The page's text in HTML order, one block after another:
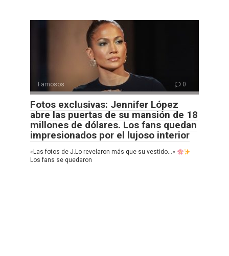
Famosos 0
Fotos exclusivas: Jennifer López
abre las puertas de su mansión de 18
millones de dólares. Los fans quedan
impresionados por el lujoso interior
«Las fotos de J.Lo revelaron más que su vestido…»
Los fans se quedaron